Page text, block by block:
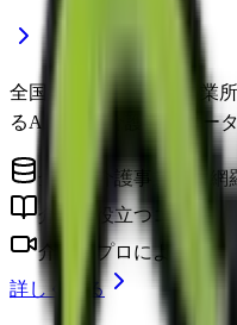
全国約22万件の介護事業
るAI時代の介護情報ポー
全国の介護事業所を網
介護に役立つコラム
介護のプロによるウェ
詳しく見る